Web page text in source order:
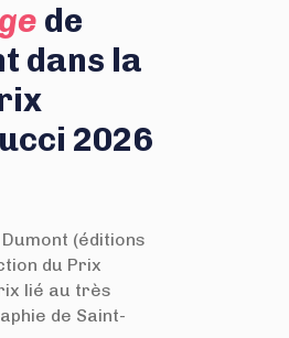
e de
dans la
2026
(éditions
du Prix
lié au très
de Saint-